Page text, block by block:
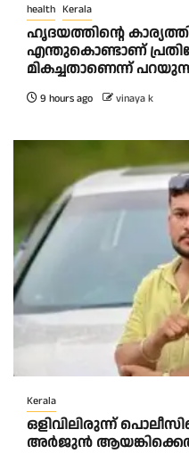
health Kerala
ഹൃദയത്തിന്റെ
എന്തുകൊണ്ടാണ്
മികച്ചതാണെന്ന്
9 hours ago vinaya k
Kerala
ഒളിവിലിരുന്ന്
അർജുൻ